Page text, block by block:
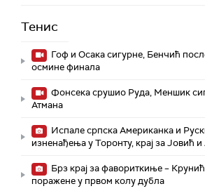
Тенис
Гоф и Осака сигурне, Бенчић
осмине финала
Фонсека срушио Руда, Меншик
Атмана
Испале српска Американка и
изненађења у Торонту, крај за Јовић и
Брз крај за фавориткиње –
поражене у првом колу дубла